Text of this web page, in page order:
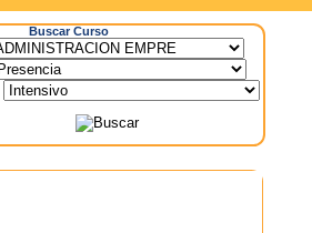
Buscar Curso